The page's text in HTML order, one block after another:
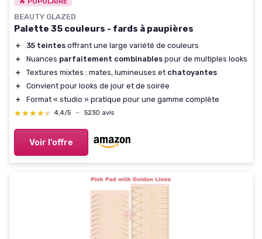
BEAUTY GLAZED
Palette 35 couleurs - fards à paupières
＋ 35 teintes offrant une large variété de couleurs
＋
Nuances parfaitement combinables pour de multiples looks
＋
Textures mixtes : mates, lumineuses et chatoyantes
＋
Convient pour looks de jour et de soirée
＋
Format « studio » pratique pour une gamme complète
★★★★★
★★★★★ 4,4/5 — 5230 avis
Voir l'offre